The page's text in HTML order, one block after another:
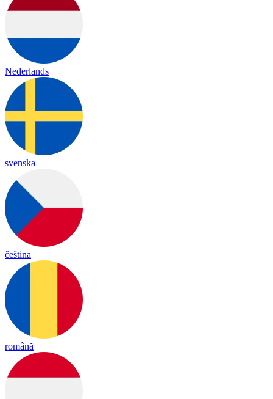
Nederlands
svenska
čeština
română